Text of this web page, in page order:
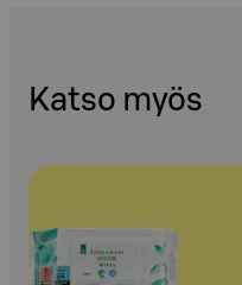
Katso myös